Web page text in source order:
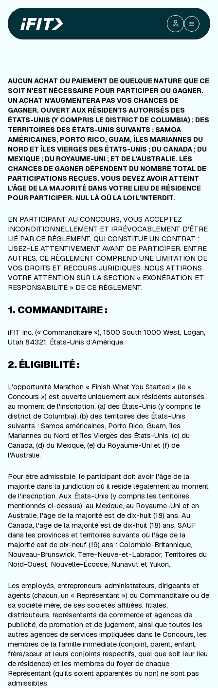
FINISH WHAT
YOU
RÈGLEMENT
OFFICIEL
MARATHON DE BOSTON
AUCUN ACHAT OU PAIEMENT DE QUELQUE NATURE QUE CE
SOIT N'EST NÉCESSAIRE POUR PARTICIPER OU GAGNER.
UN ACHAT N'AUGMENTERA PAS VOS CHANCES DE
GAGNER. OUVERT AUX RÉSIDENTS AUTORISÉS DES
ÉTATS-UNIS (Y COMPRIS LE DISTRICT DE COLUMBIA) ; DES
TERRITOIRES DES ÉTATS-UNIS SUIVANTS : SAMOA
AMÉRICAINES, PORTO RICO, GUAM, ÎLES MARIANNES DU
NORD ET ÎLES VIERGES DES ÉTATS-UNIS ; DU CANADA ; DU
MEXIQUE ; DU ROYAUME-UNI ; ET DE L'AUSTRALIE. LES
CHANCES DE GAGNER DÉPENDENT DU NOMBRE TOTAL DE
PARTICIPATIONS REÇUES. VOUS DEVEZ AVOIR ATTEINT
L'ÂGE DE LA MAJORITÉ DANS VOTRE LIEU DE RÉSIDENCE
POUR PARTICIPER. NUL LÀ OÙ LA LOI L'INTERDIT.
EN PARTICIPANT AU CONCOURS, VOUS ACCEPTEZ
INCONDITIONNELLEMENT ET IRRÉVOCABLEMENT D'ÊTRE
LIÉ PAR CE RÈGLEMENT, QUI CONSTITUE UN CONTRAT ;
LISEZ-LE ATTENTIVEMENT AVANT DE PARTICIPER. ENTRE
AUTRES, CE RÈGLEMENT COMPREND UNE LIMITATION DE
VOS DROITS ET RECOURS JURIDIQUES. NOUS ATTIRONS
VOTRE ATTENTION SUR LA SECTION « EXONÉRATION ET
RESPONSABILITÉ » DE CE RÈGLEMENT.
1. COMMANDITAIRE :
iFIT Inc. (« Commanditaire »), 1500 South 1000 West, Logan,
Utah 84321, États-Unis d’Amérique.
2. ÉLIGIBILITÉ :
L'opportunité Marathon « Finish What You Started » (le «
Concours ») est ouverte uniquement aux résidents autorisés,
au moment de l'inscription, (a) des États-Unis (y compris le
district de Columbia), (b) des territoires des États-Unis
suivants : Samoa américaines, Porto Rico, Guam, îles
Mariannes du Nord et îles Vierges des États-Unis, (c) du
Canada, (d) du Mexique, (e) du Royaume-Uni et (f) de
l'Australie.
Pour être admissible, le participant doit avoir l'âge de la
majorité dans la juridiction où il réside légalement au moment
de l'inscription. Aux États-Unis (y compris les territoires
mentionnés ci-dessus), au Mexique, au Royaume-Uni et en
Australie, l'âge de la majorité est de dix-huit (18) ans. Au
Canada, l'âge de la majorité est de dix-huit (18) ans, SAUF
dans les provinces et territoires suivants où l'âge de la
majorité est de dix-neuf (19) ans : Colombie-Britannique,
Nouveau-Brunswick, Terre-Neuve-et-Labrador, Territoires du
Nord-Ouest, Nouvelle-Écosse, Nunavut et Yukon.
Les employés, entrepreneurs, administrateurs, dirigeants et
agents (chacun, un « Représentant ») du Commanditaire ou de
sa société mère, de ses sociétés affiliées, filiales,
distributeurs, représentants de commerce et agences de
publicité, de promotion et de jugement, ainsi que toutes les
autres agences de services impliquées dans le Concours, les
membres de la famille immédiate (conjoint, parent, enfant,
frère/sœur et leurs conjoints respectifs, quel que soit leur lieu
de résidence) et les membres du foyer de chaque
Représentant (qu'ils soient apparentés ou non) ne sont pas
admissibles.